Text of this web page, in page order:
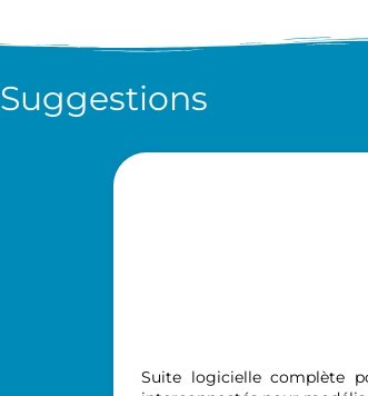
Suggestions
Suite logicielle complète